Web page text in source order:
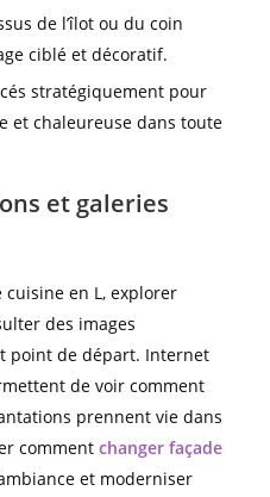
de l’îlot ou du coin
ciblé et décoratif.
stratégiquement pour
et chaleureuse dans toute
et galeries
en L, explorer
des images
point de départ. Internet
de voir comment
prennent vie dans
comment changer façade
et moderniser